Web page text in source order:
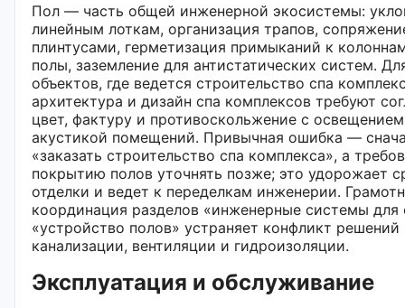
Пол — часть общей инженерной экосистемы:
линейным лоткам, организация трапов,
плинтусами, герметизация примыканий к
полы, заземление для антистатических систем.
объектов, где ведется строительство спа
архитектура и дизайн спа комплексов требуют
цвет, фактуру и противоскольжение с
акустикой помещений. Привычная ошибка —
«заказать строительство спа комплекса», а
покрытию полов уточнять позже; это удорожает
отделки и ведет к переделкам инженерии.
координация разделов «инженерные системы для
«устройство полов» устраняет конфликт решений
канализации, вентиляции и гидроизоляции.
Эксплуатация и обслуживание